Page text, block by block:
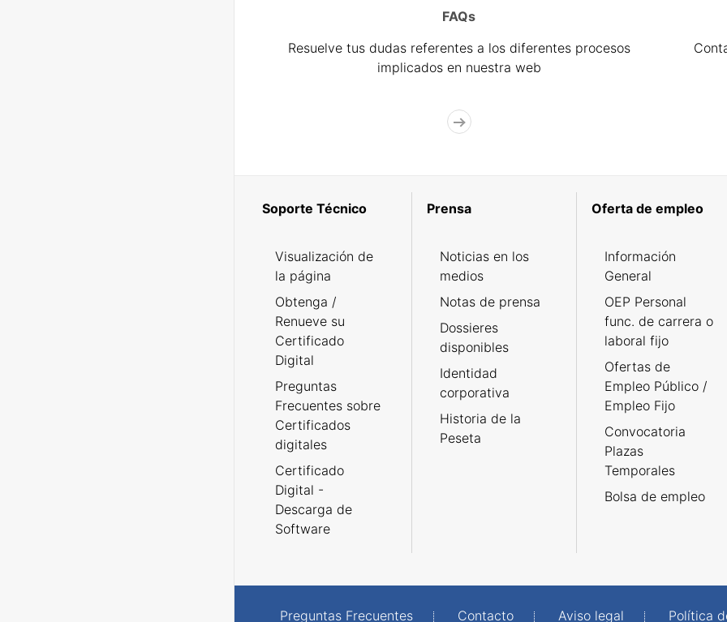
FAQs
Resuelve tus dudas referentes a los diferentes procesos
implicados en nuestra web
Soporte Técnico
Visualización de
la página
Obtenga /
Renueve su
Certificado
Digital
Preguntas
Frecuentes sobre
Certificados
digitales
Certificado
Digital -
Descarga de
Software
Prensa
Noticias en los
medios
Notas de prensa
Dossieres
disponibles
Identidad
corporativa
Historia de la
Peseta
Oferta de empleo
Información
General
OEP Personal
func. de carrera o
laboral fijo
Ofertas de
Empleo Público /
Empleo Fijo
Convocatoria
Plazas
Temporales
Bolsa de empleo
Preguntas Frecuentes Contacto Aviso legal Política